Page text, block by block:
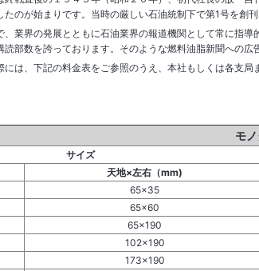
のが始まりです。当時の厳しい石油統制下で第1号を創刊
、業界の発展とともに石油業界の報道機関として常に指
部数を誇っております。そのような燃料油脂新聞への
には、下記の料金表をご参照のうえ、本社もしくは各支局
モ
サイズ
天地×左右（mm)
65×35
65×60
65×190
102×190
173×190